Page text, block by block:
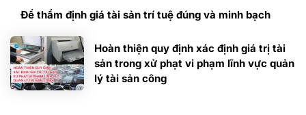
Để thẩm định giá tài sản trí tuệ đúng và minh bạch
Hoàn thiện quy định xác định giá trị tài
sản trong xử phạt vi phạm lĩnh vực quản
lý tài sản công